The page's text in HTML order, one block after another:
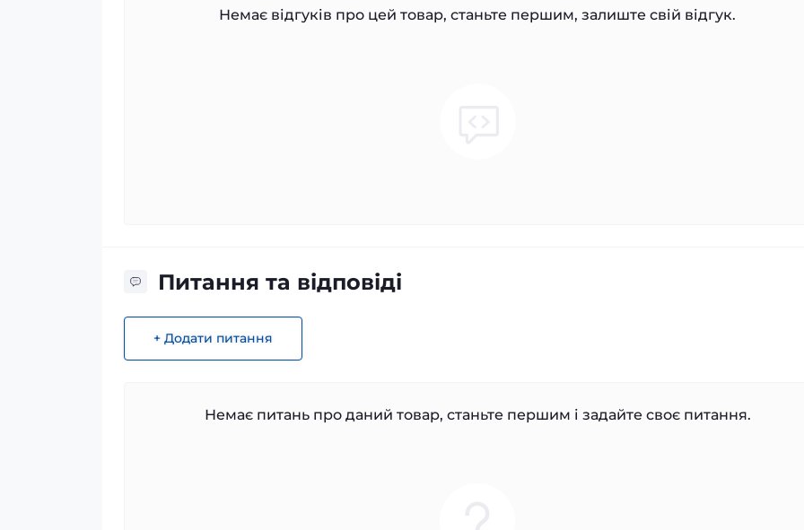
Немає відгуків про цей товар, станьте першим, залиште свій відгук.
Питання та відповіді
+ Додати питання
Немає питань про даний товар, станьте першим і задайте своє питання.